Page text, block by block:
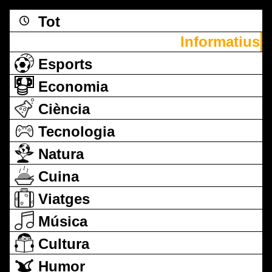
Tot
Informatius
Esports
Economia
Ciència
Tecnologia
Natura
Cuina
Viatges
Música
Cultura
Humor